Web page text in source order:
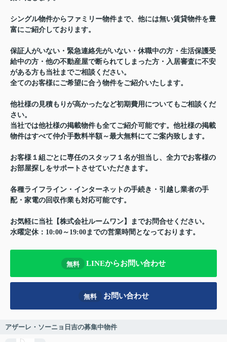
シングル物件からファミリー物件まで、他には無い賃貸物件を豊
富にご紹介しております。
保証人がいない・緊急連絡先がいない・休職中の方・生活保護受
給中の方・他の不動産屋で断られてしまった方・入居審査に不安
がある方も当社までご相談ください。
全てのお客様にご希望に合う物件をご紹介いたします。
他社様の見積もりが高かったなど初期費用についてもご相談くだ
さい。
当社では他社様の掲載物件も全てご紹介可能です。他社様の掲載
物件はすべて仲介手数料半額～最大無料にてご案内致します。
お客様１組ごとに専任のスタッフ１名が担当し、全力でお客様の
お部屋探しをサポートさせていただきます。
各種ライフライン・インターネットの手続き・引越し業者の手
配・家電の回収作業も対応可能です。
お気軽に当社【株式会社ルームワン】までお問合せください。
水曜定休：10:00～19:00までの営業時間となっております。
無料 LINEからお問い合わせ
無料 お問い合わせ
アザーレ・ソーニョ日吉の募集中物件